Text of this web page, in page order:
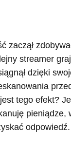
zaczął
streamer
dzięki
tego efekt?
pieniądze,
odpowiedź.